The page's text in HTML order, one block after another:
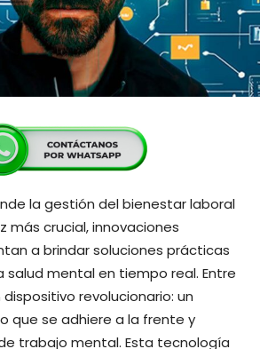
la gestión del bienestar laboral
más crucial, innovaciones
a brindar soluciones prácticas
salud mental en tiempo real. Entre
revolucionario: un
que se adhiere a la frente y
trabajo mental. Esta tecnología